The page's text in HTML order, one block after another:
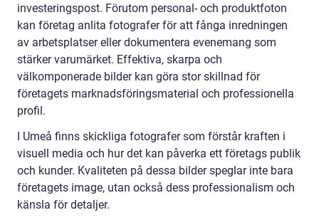
investeringspost. Förutom personal- och produktfoton
kan företag anlita fotografer för att fånga inredningen
av arbetsplatser eller dokumentera evenemang som
stärker varumärket. Effektiva, skarpa och
välkomponerade bilder kan göra stor skillnad för
företagets marknadsföringsmaterial och professionella
profil.
I Umeå finns skickliga fotografer som förstår kraften i
visuell media och hur det kan påverka ett företags publik
och kunder. Kvaliteten på dessa bilder speglar inte bara
företagets image, utan också dess professionalism och
känsla för detaljer.